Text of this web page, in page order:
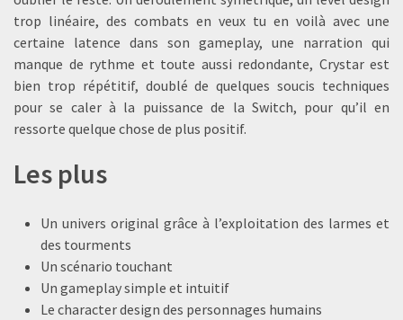
trop linéaire, des combats en veux tu en voilà avec une
certaine latence dans son gameplay, une narration qui
manque de rythme et toute aussi redondante, Crystar est
bien trop répétitif, doublé de quelques soucis techniques
pour se caler à la puissance de la Switch, pour qu’il en
ressorte quelque chose de plus positif.
Les plus
Un univers original grâce à l’exploitation des larmes et
des tourments
Un scénario touchant
Un gameplay simple et intuitif
Le character design des personnages humains